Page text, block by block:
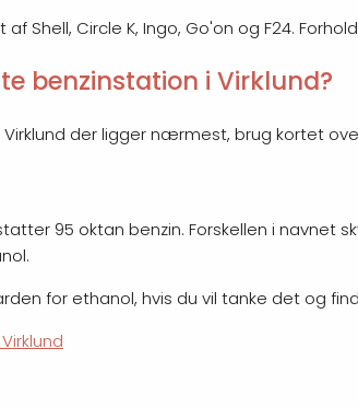
Shell, Circle K, Ingo, Go'on og F24.
benzinstation i Virklund?
Virklund der ligger nærmest, brug kortet
95 oktan benzin. Forskellen i navnet
for ethanol, hvis du vil tanke det og